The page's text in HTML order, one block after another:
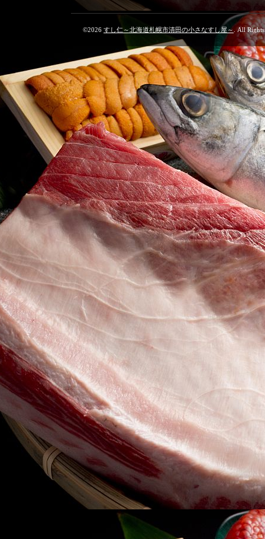
©2026 すし仁～北海道札幌市清田の小さなすし屋～ . All